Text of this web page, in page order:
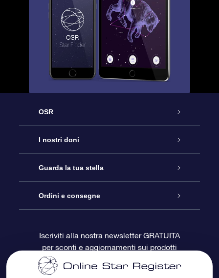
OSR
Assistenza
Contattaci
Blog
OSR Recensioni
I nostri doni
Online Star Gift
Pacchetto regalo OSR
Gift Card OSR
Guarda la tua stella
Registro stellare
Star Page personalizzata
Ordini e consegne
Informazioni di Pagamento
Iscriviti alla nostra newsletter GRATUITA
per sconti e aggiornamenti sui prodotti